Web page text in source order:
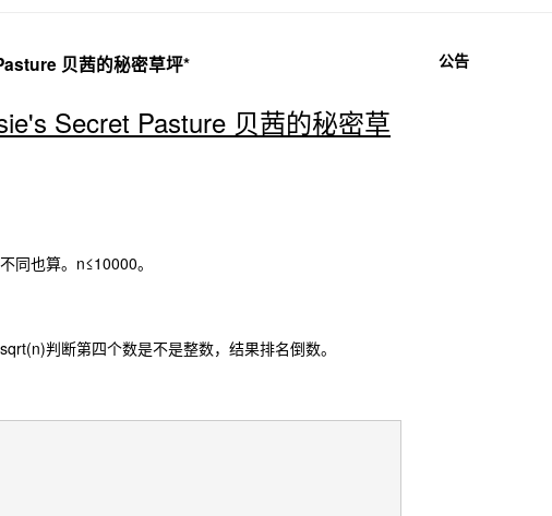
贝茜的秘密草坪*
Secret Pasture 贝茜的秘密草
同也算。n≤10000。
判断第四个数是不是整数，结果排名倒数。
公告